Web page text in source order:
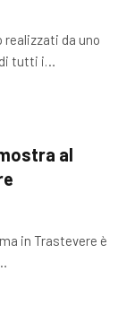
realizzati da uno
di tutti i…
al
in Trastevere è